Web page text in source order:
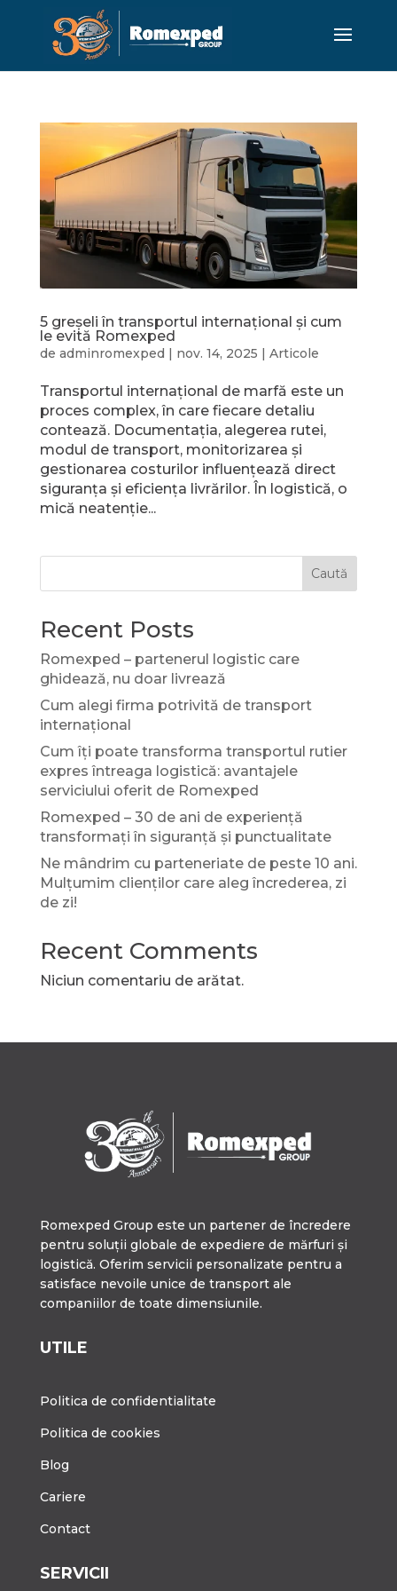
5 greșeli în transportul internațional și cum
le evită Romexped
de adminromexped nov. 14, 2025 Articole
Transportul internațional de marfă este un
proces complex, în care fiecare detaliu
contează. Documentația, alegerea rutei,
modul de transport, monitorizarea și
gestionarea costurilor influențează direct
siguranța și eficiența livrărilor. În logistică, o
mică neatenție...
Caută
Recent Posts
Romexped – partenerul logistic care
ghidează, nu doar livrează
Cum alegi firma potrivită de transport
internațional
Cum îți poate transforma transportul rutier
expres întreaga logistică: avantajele
serviciului oferit de Romexped
Romexped – 30 de ani de experiență
transformați în siguranță și punctualitate
Ne mândrim cu parteneriate de peste 10 ani.
Mulțumim clienților care aleg încrederea, zi
de zi!
Recent Comments
Niciun comentariu de arătat.
Romexped Group este un partener de încredere
pentru soluții globale de expediere de mărfuri și
logistică. Oferim servicii personalizate pentru a
satisface nevoile unice de transport ale
companiilor de toate dimensiunile.
UTILE
Politica de confidentialitate
Politica de cookies
Blog
Cariere
Contact
SERVICII